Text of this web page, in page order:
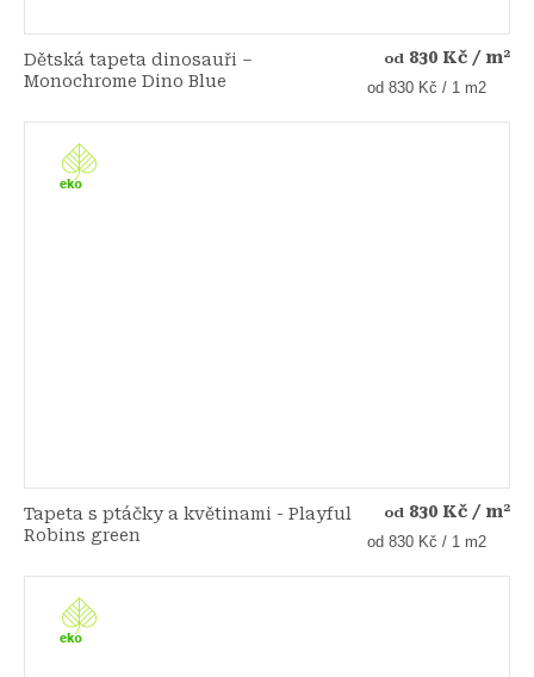
Dětská tapeta dinosauři –
Monochrome Dino Blue
od 830 Kč / m²
Měrná
od 830 Kč / 1 m2
Tapeta s ptáčky a květinami - Playful
Robins green
od 830 Kč / m²
Měrná
od 830 Kč / 1 m2